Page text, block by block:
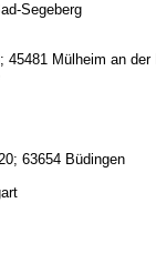
Segeberg
45481 Mülheim an der
63654 Büdingen